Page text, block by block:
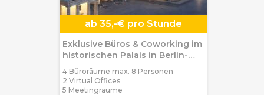
ab 35,-€ pro Stunde
Exklusive Büros & Coworking im
historischen Palais in Berlin-
Mitte
4 Büroräume max. 8 Personen
2 Virtual Offices
5 Meetingräume